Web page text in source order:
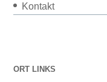
Kontakt
ORT LINKS